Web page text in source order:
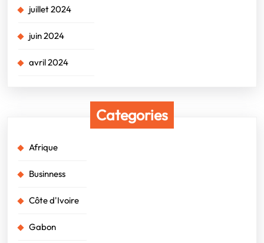
juillet 2024
juin 2024
avril 2024
Categories
Afrique
Businness
Côte d'Ivoire
Gabon